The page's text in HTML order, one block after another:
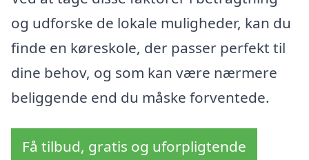
og udforske de lokale muligheder, kan du
finde en køreskole, der passer perfekt til
dine behov, og som kan være nærmere
beliggende end du måske forventede.
Få tilbud, gratis og uforpligtende